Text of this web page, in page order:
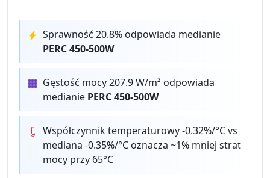
Sprawność 20.8% odpowiada medianie
PERC 450-500W
Gęstość mocy 207.9 W/m² odpowiada
medianie PERC 450-500W
Współczynnik temperaturowy -0.32%/°C vs
mediana -0.35%/°C oznacza ~1% mniej strat
mocy przy 65°C